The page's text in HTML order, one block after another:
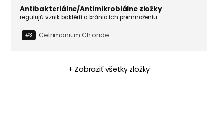
Antibakteriálne/Antimikrobiálne zložky
regulujú vznik baktérií a bránia ich premnoženiu
#3 Cetrimonium Chloride
+ Zobraziť všetky zložky